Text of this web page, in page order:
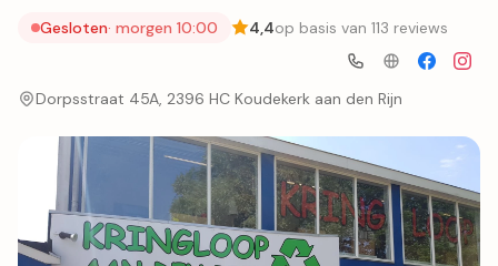
Gesloten· morgen 10:00 4,4op basis van 113 reviews
Dorpsstraat 45A, 2396 HC Koudekerk aan den Rijn